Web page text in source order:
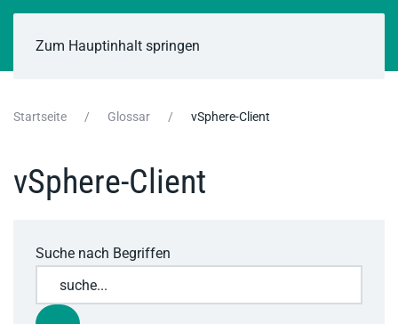
Zum Hauptinhalt springen
Startseite Glossar vSphere-Client
vSphere-Client
Suche nach Begriffen